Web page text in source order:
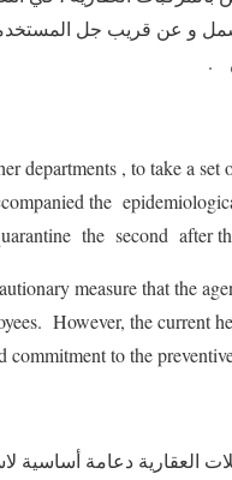
و عن قريب جل
.
departments , to take a
the
the second after
measure that the
However, the current
to the preventive
العقارية دعامة أساسية